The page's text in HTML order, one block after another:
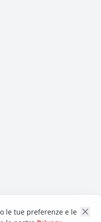
le tue preferenze e le